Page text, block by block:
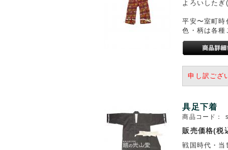
よろいした
平安〜室町時
色・柄は各種
申し訳ござ
具足下着
商品コード：
販売価格(税
戦国時代・当